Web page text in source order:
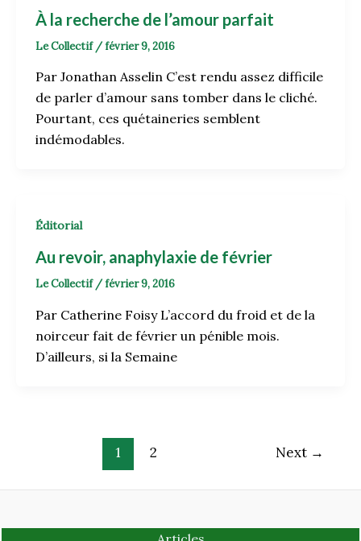
À la recherche de l’amour parfait
Le Collectif /février 9, 2016
Par Jonathan Asselin C’est rendu assez difficile
de parler d’amour sans tomber dans le cliché.
Pourtant, ces quétaineries semblent
indémodables.
Éditorial
Au revoir, anaphylaxie de février
Le Collectif /février 9, 2016
Par Catherine Foisy L’accord du froid et de la
noirceur fait de février un pénible mois.
D’ailleurs, si la Semaine
1 2 Next →